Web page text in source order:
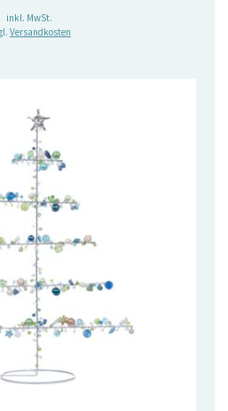
inkl. MwSt.
Versandkosten